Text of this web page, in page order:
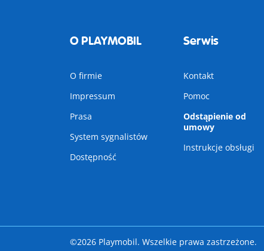
O PLAYMOBIL
O firmie
Impressum
Prasa
System sygnalistów
Dostępność
Serwis
Kontakt
Pomoc
Odstąpienie od
umowy
Instrukcje obsługi
©2026 Playmobil. Wszelkie prawa zastrzeżone.